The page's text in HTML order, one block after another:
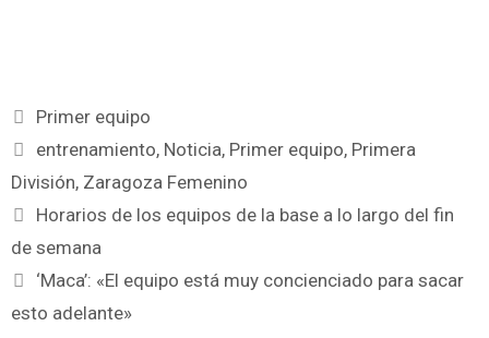
Primer equipo
entrenamiento, Noticia, Primer equipo, Primera
División, Zaragoza Femenino
Horarios de los equipos de la base a lo largo del fin
de semana
‘Maca’: «El equipo está muy concienciado para sacar
esto adelante»